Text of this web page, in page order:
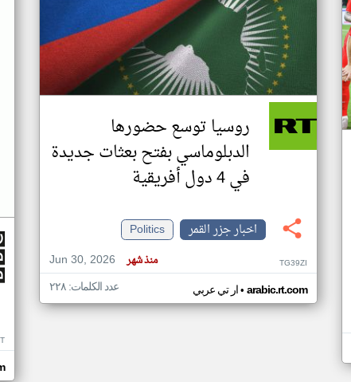
روسيا توسع حضورها
الدبلوماسي بفتح بعثات جديدة
في 4 دول أفريقية
اخبار جزر القمر
Politics
Jun 30, 2026
منذ شهر TG39ZI
ار تي عربي• arabic.rt.com عدد الكلمات: ٢٢٨